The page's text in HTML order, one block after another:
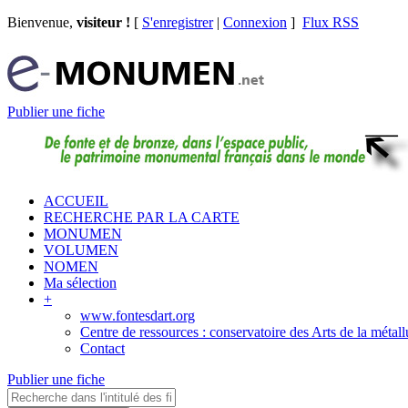
Bienvenue, visiteur ! [ S'enregistrer| Connexion ] Flux RSS
Publier une fiche
ACCUEIL
RECHERCHE PAR LA CARTE
MONUMEN
VOLUMEN
NOMEN
Ma sélection
+
www.fontesdart.org
Centre de ressources : conservatoire des Arts de la
Contact
Publier une fiche